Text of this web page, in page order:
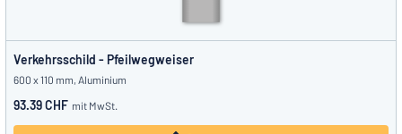
Verkehrsschild - Pfeilwegweiser
600 x 110 mm, Aluminium
93.39 CHF mit MwSt.